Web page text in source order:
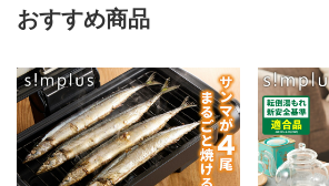
おすすめ商品